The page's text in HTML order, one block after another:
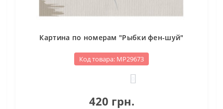
Картина по номерам "Рыбки фен-шуй"
Код товара: МР29673
420 грн.